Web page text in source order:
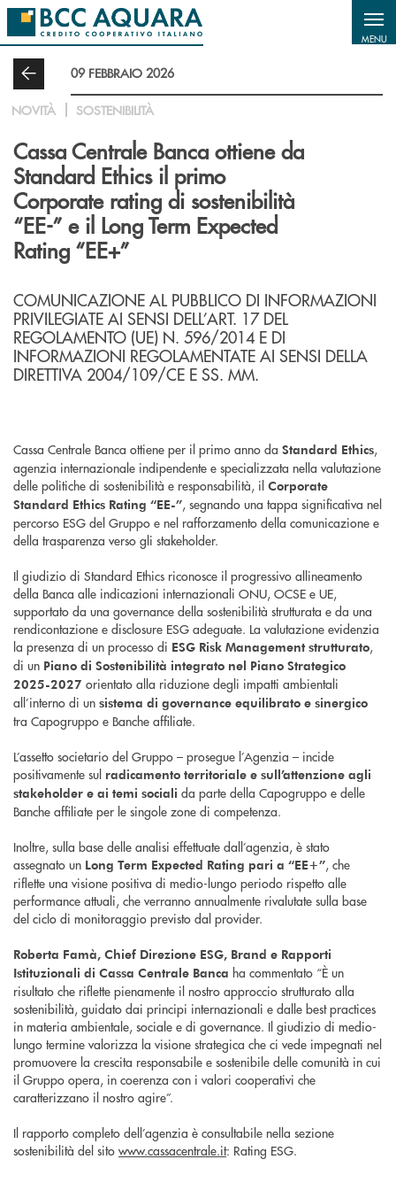
Salta al contenuto principale
MENU
09 FEBBRAIO 2026
NOVITÀ SOSTENIBILITÀ
Cassa Centrale Banca ottiene da
Standard Ethics il primo
Corporate rating di sostenibilità
“EE-” e il Long Term Expected
Rating “EE+”
COMUNICAZIONE AL PUBBLICO DI INFORMAZIONI
PRIVILEGIATE AI SENSI DELL’ART. 17 DEL
REGOLAMENTO (UE) N. 596/2014 E DI
INFORMAZIONI REGOLAMENTATE AI SENSI DELLA
DIRETTIVA 2004/109/CE E SS. MM.
Cassa Centrale Banca ottiene per il primo anno da Standard Ethics,
agenzia internazionale indipendente e specializzata nella valutazione
delle politiche di sostenibilità e responsabilità, il Corporate
Standard Ethics Rating “EE-”, segnando una tappa significativa nel
percorso ESG del Gruppo e nel rafforzamento della comunicazione e
della trasparenza verso gli stakeholder.
Il giudizio di Standard Ethics riconosce il progressivo allineamento
della Banca alle indicazioni internazionali ONU, OCSE e UE,
supportato da una governance della sostenibilità strutturata e da una
rendicontazione e disclosure ESG adeguate. La valutazione evidenzia
la presenza di un processo di ESG Risk Management strutturato,
di un Piano di Sostenibilità integrato nel Piano Strategico
2025-2027 orientato alla riduzione degli impatti ambientali
all’interno di un sistema di governance equilibrato e sinergico
tra Capogruppo e Banche affiliate.
L’assetto societario del Gruppo – prosegue l’Agenzia – incide
positivamente sul radicamento territoriale e sull’attenzione agli
stakeholder e ai temi sociali da parte della Capogruppo e delle
Banche affiliate per le singole zone di competenza.
Inoltre, sulla base delle analisi effettuate dall’agenzia, è stato
assegnato un Long Term Expected Rating pari a “EE+”, che
riflette una visione positiva di medio-lungo periodo rispetto alle
performance attuali, che verranno annualmente rivalutate sulla base
del ciclo di monitoraggio previsto dal provider.
Roberta Famà, Chief Direzione ESG, Brand e Rapporti
Istituzionali di Cassa Centrale Banca ha commentato “È un
risultato che riflette pienamente il nostro approccio strutturato alla
sostenibilità, guidato dai principi internazionali e dalle best practices
in materia ambientale, sociale e di governance. Il giudizio di medio-
lungo termine valorizza la visione strategica che ci vede impegnati nel
promuovere la crescita responsabile e sostenibile delle comunità in cui
il Gruppo opera, in coerenza con i valori cooperativi che
caratterizzano il nostro agire”.
Il rapporto completo dell’agenzia è consultabile nella sezione
sostenibilità del sito www.cassacentrale.it: Rating ESG.